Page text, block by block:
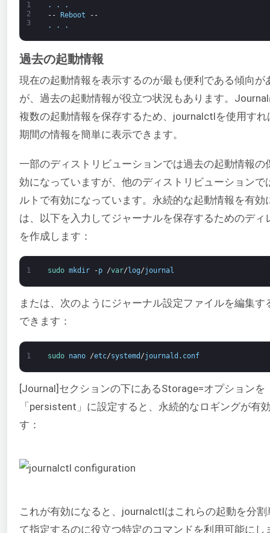
1
2
3
. .
.
-- Reboot
--
.
. .
過去の起動情報
現在の起動情報を表示するのが最も便利である傾向が
が、過去の起動情報が役立つ状況もあります。
複数の起動情報を保存するため、journalctlを使用すれ
期間の情報を簡単に表示できます。
一部のディストリビューションでは過去の起動情報の
効になっていますが、他のディストリビューションで
ルトで有効になっています。永続的な起動情報を有効
は、以下を入力してジャーナルを保存するためのディ
を作成します：
1 sudo mkdir -p /var/ log/journal
または、次のようにジャーナル設定ファイルを編集す
できます：
1 sudo nano /etc/systemd /journald . conf
[Journal]セクションの下にあるStorage=オプションを
「persistent」に設定すると、永続的なロギングが有
す：
これが有効になると、journalctlはこれらの起動を分割
て指定するのに役立つ特定のコマンドを利用可能にし